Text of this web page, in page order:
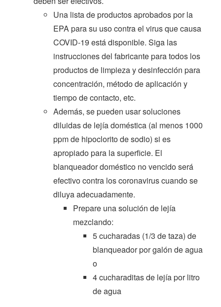
Una lista de productos aprobados por la
EPA para su uso contra el virus que causa
COVID-19 está disponible. Siga las
instrucciones del fabricante para todos los
productos de limpieza y desinfección para
concentración, método de aplicación y
tiempo de contacto, etc.
Además, se pueden usar soluciones
diluidas de lejía doméstica (al menos 1000
ppm de hipoclorito de sodio) si es
apropiado para la superficie. El
blanqueador doméstico no vencido será
efectivo contra los coronavirus cuando se
diluya adecuadamente.
Prepare una solución de lejía
mezclando:
5 cucharadas (1/3 de taza) de
blanqueador por galón de agua
o
4 cucharaditas de lejía por litro
de agua